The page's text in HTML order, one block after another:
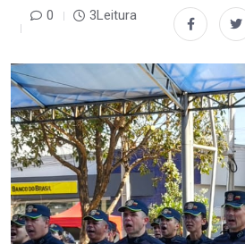
0 3Leitura